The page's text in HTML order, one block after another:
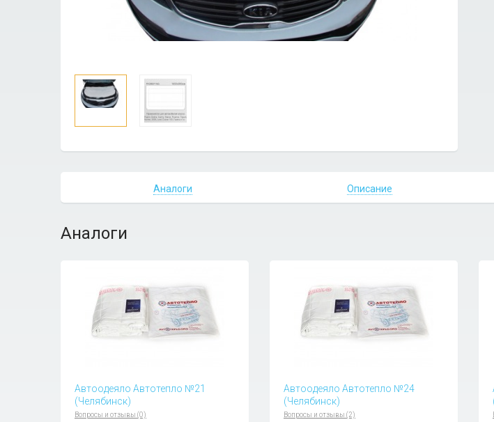
Аналоги Описание
Аналоги
Автоодеяло Автотепло №21
(Челябинск)
Вопросы и отзывы (0)
Автоодеяло Автотепло №24
(Челябинск)
Вопросы и отзывы (2)